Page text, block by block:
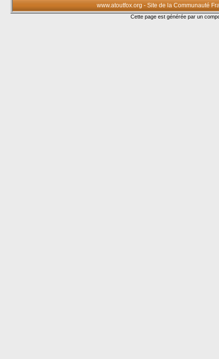
www.atoutfox.org - Site de la Communauté
Cette page est générée par un